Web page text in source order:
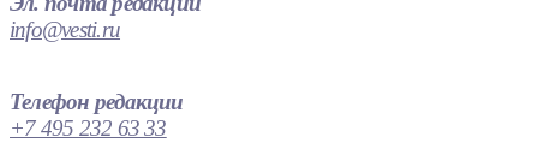
info@vesti.ru
Телефон редакции
+7 495 232 63 33